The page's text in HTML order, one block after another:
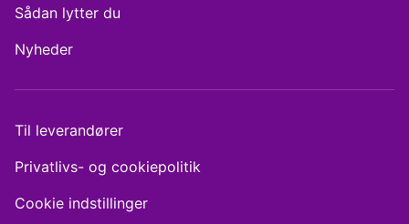
Sådan lytter du
Nyheder
Til leverandører
Privatlivs- og cookiepolitik
Cookie indstillinger